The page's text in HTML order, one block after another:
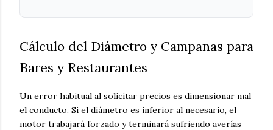
Cálculo del Diámetro y Campanas para
Bares y Restaurantes
Un error habitual al solicitar precios es dimensionar mal
el conducto. Si el diámetro es inferior al necesario, el
motor trabajará forzado y terminará sufriendo averías